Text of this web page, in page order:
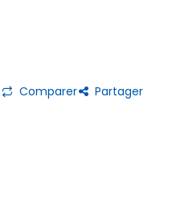
Comparer Partager